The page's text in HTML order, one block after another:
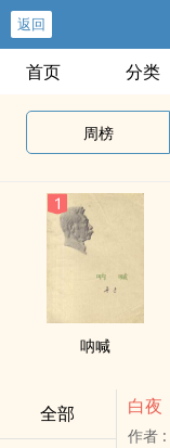
返回
首页 分类
周榜
呐喊
全部 白夜
作者 :